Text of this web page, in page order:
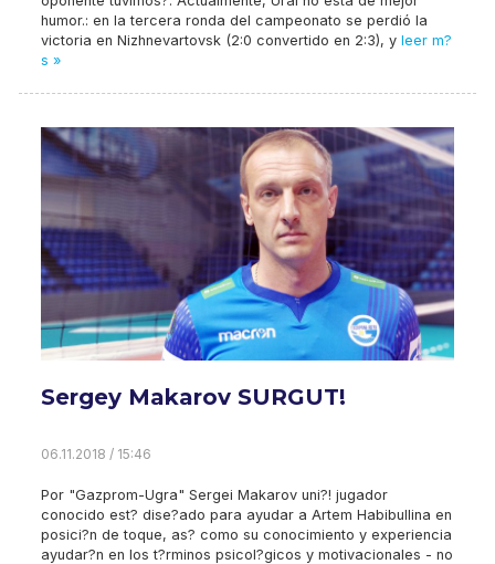
humor.: en la tercera ronda del campeonato se perdió la
victoria en Nizhnevartovsk (2:0 convertido en 2:3), y leer m?
s »
Sergey Makarov SURGUT!
06.11.2018 / 15:46
Por "Gazprom-Ugra" Sergei Makarov uni?! jugador
conocido est? dise?ado para ayudar a Artem Habibullina en
posici?n de toque, as? como su conocimiento y experiencia
ayudar?n en los t?rminos psicol?gicos y motivacionales - no